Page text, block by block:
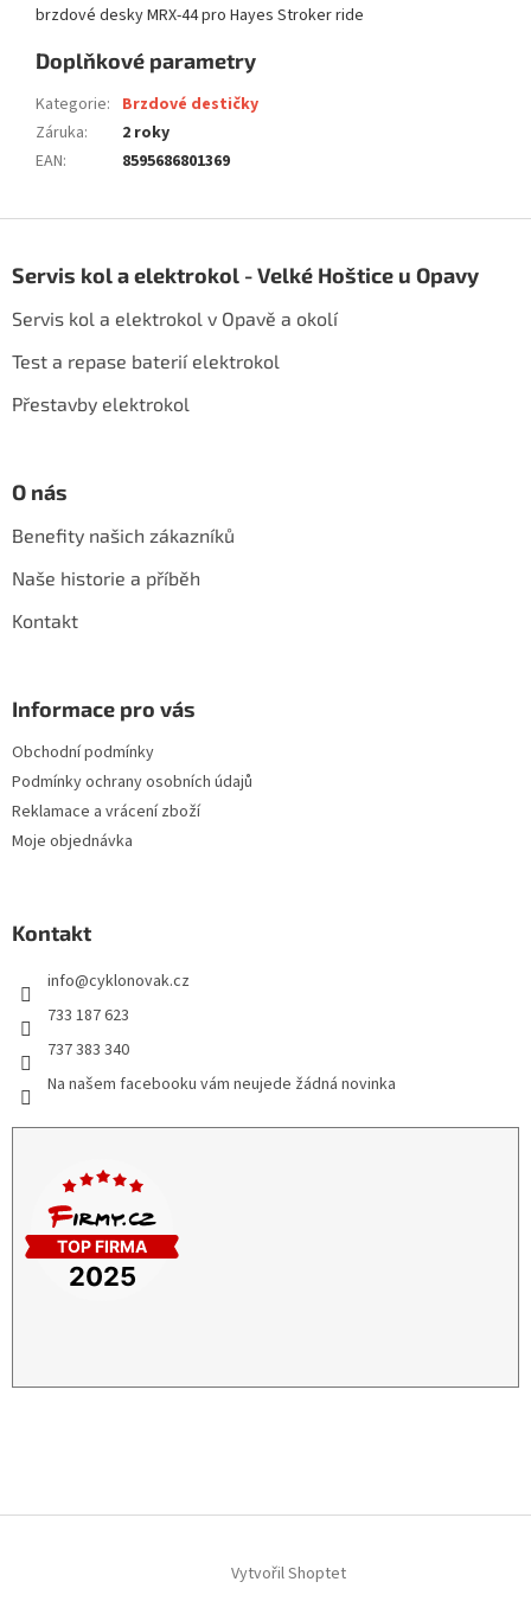
brzdové desky MRX-44 pro Hayes Stroker ride
Doplňkové parametry
Kategorie: Brzdové destičky
Záruka:
2 roky
EAN: 8595686801369
pServis kol a elektrokol - Velké Hoštice u Opavy
Servis kol a elektrokol v Opavě a okolí
Test a repase baterií elektrokol
Přestavby elektrokol
O nás
Benefity našich zákazníků
Naše historie a příběh
Kontakt
Informace pro vás
Obchodní podmínky
Podmínky ochrany osobních údajů
Reklamace a vrácení zboží
Moje objednávka
Kontakt
info@cyklonovak.cz
733 187 623
737 383 340
Na našem facebooku vám neujede žádná novinka
Vytvořil Shoptet